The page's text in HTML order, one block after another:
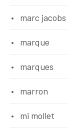
marc jacobs
marque
marques
marron
mi mollet